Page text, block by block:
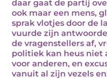
daar gaat de partij
ook maar een mens,
sprak vlotjes door de
vuurde zijn
de vragenstellers af,
politiek kan heus niet
voor anderen, en
vanuit al zijn vezels